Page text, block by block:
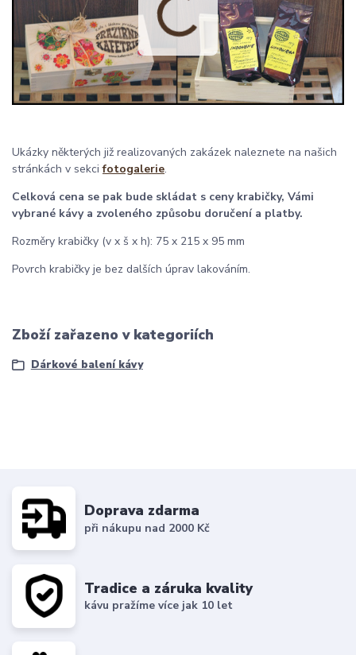
Ukázky některých již realizovaných zakázek naleznete na našich
stránkách v sekcifotogalerie.
Celková cena se pak bude skládat s ceny krabičky, Vámi
vybrané kávy a zvoleného způsobu doručení a platby.
Rozměry krabičky (v x š x h): 75 x 215 x 95 mm
Povrch krabičky je bez dalších úprav lakováním.
Zboží zařazeno v kategoriích
Dárkové balení kávy
Doprava zdarma
při nákupu nad 2000 Kč
Tradice a záruka kvality
kávu pražíme více jak 10 let